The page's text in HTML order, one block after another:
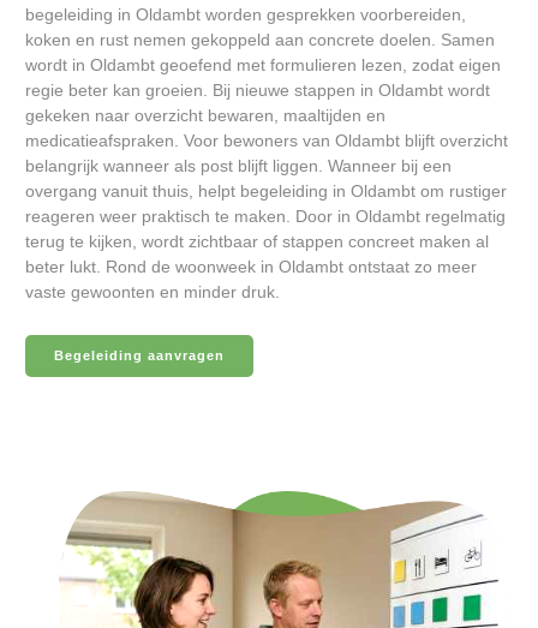
begeleiding in Oldambt worden gesprekken voorbereiden,
koken en rust nemen gekoppeld aan concrete doelen. Samen
wordt in Oldambt geoefend met formulieren lezen, zodat eigen
regie beter kan groeien. Bij nieuwe stappen in Oldambt wordt
gekeken naar overzicht bewaren, maaltijden en
medicatieafspraken. Voor bewoners van Oldambt blijft overzicht
belangrijk wanneer als post blijft liggen. Wanneer bij een
overgang vanuit thuis, helpt begeleiding in Oldambt om rustiger
reageren weer praktisch te maken. Door in Oldambt regelmatig
terug te kijken, wordt zichtbaar of stappen concreet maken al
beter lukt. Rond de woonweek in Oldambt ontstaat zo meer
vaste gewoonten en minder druk.
Begeleiding aanvragen